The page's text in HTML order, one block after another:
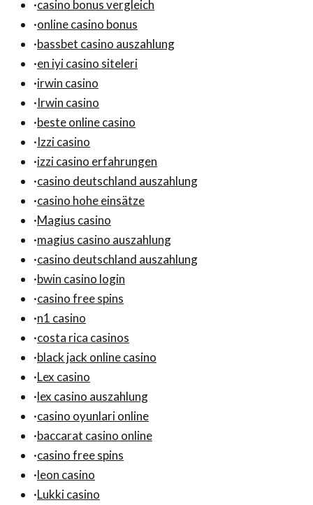
·casino bonus vergleich
·online casino bonus
·bassbet casino auszahlung
·en iyi casino siteleri
·irwin casino
·Irwin casino
·beste online casino
·Izzi casino
·izzi casino erfahrungen
·casino deutschland auszahlung
·casino hohe einsätze
·Magius casino
·magius casino auszahlung
·casino deutschland auszahlung
·bwin casino login
·casino free spins
·n1 casino
·costa rica casinos
·black jack online casino
·Lex casino
·lex casino auszahlung
·casino oyunlari online
·baccarat casino online
·casino free spins
·leon casino
·Lukki casino